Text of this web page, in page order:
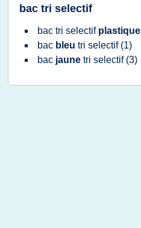
bac tri selectif
bac tri selectif plastique
bac bleu tri selectif (1)
bac jaune tri selectif (3)